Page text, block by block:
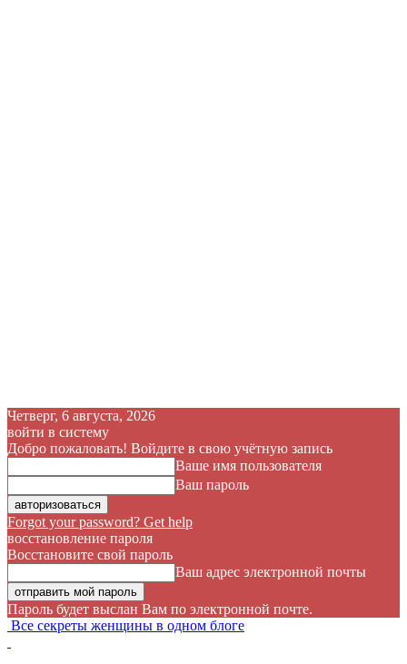
Четверг, 6 августа, 2026
войти в систему
Добро пожаловать! Войдите в свою учётную запись
Ваше имя пользователя
Ваш пароль
Forgot your password? Get help
восстановление пароля
Восстановите свой пароль
Ваш адрес электронной почты
Пароль будет выслан Вам по электронной почте.
Все секреты женщины в одном блоге